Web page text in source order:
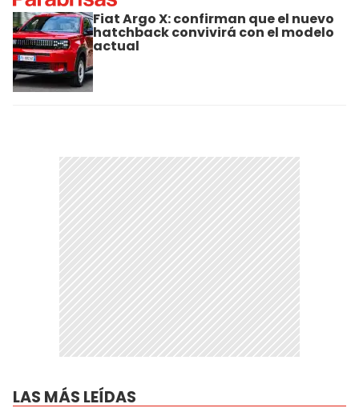
Fiat Argo X: confirman que el nuevo
hatchback convivirá con el modelo
actual
LAS MÁS LEÍDAS